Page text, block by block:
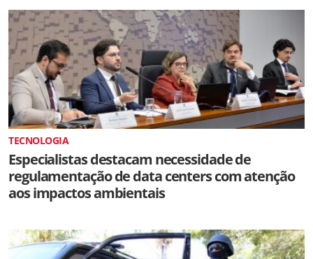
TECNOLOGIA
Especialistas destacam necessidade de
regulamentação de data centers com atenção
aos impactos ambientais